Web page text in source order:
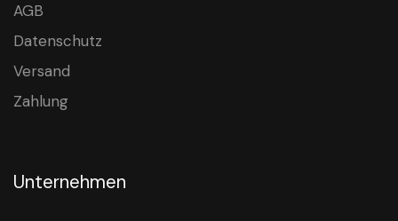
AGB
Datenschutz
Versand
Zahlung
Unternehmen